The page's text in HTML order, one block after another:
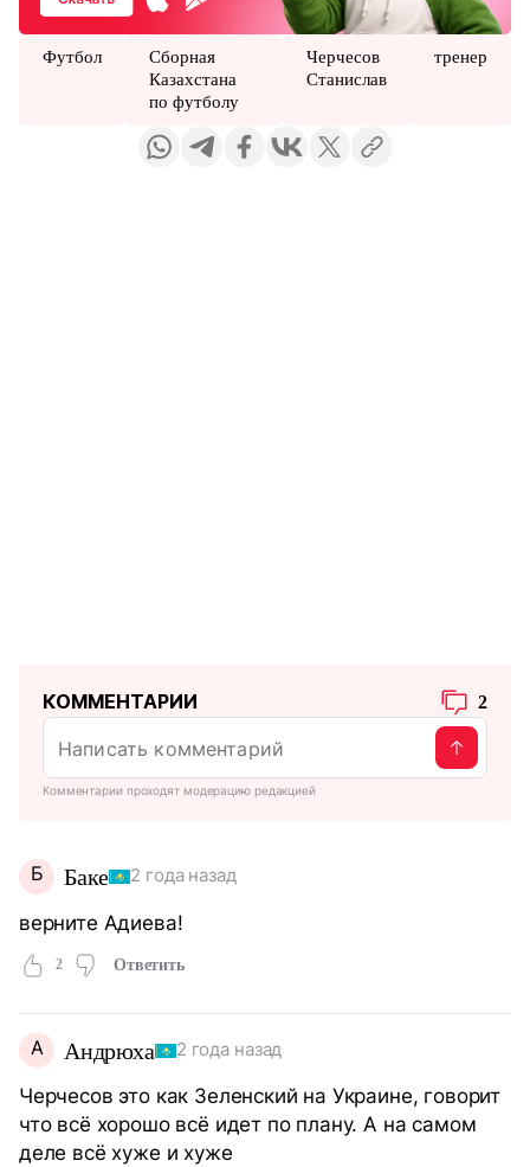
Футбол
Сборная
Казахстана
по футболу
Черчесов
Станислав
тренер
КОММЕНТАРИИ 2
Комментарии проходят модерацию редакцией
Б Баке 2 года назад
верните Адиева!
2 Ответить
А Андрюха 2 года назад
Черчесов это как Зеленский на Украине, говорит
что всё хорошо всё идет по плану. А на самом
деле всё хуже и хуже